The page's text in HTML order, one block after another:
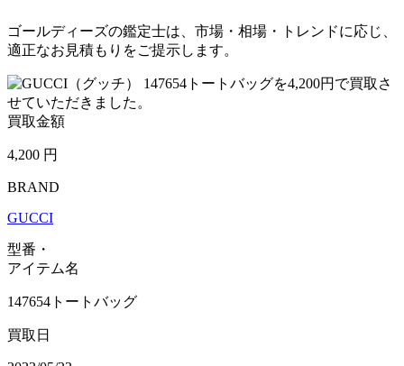
ゴールディーズの鑑定士は、市場・相場・トレンドに応じ、
適正なお見積もりをご提示します。
買取金額
4,200 円
BRAND
GUCCI
型番・
アイテム名
147654トートバッグ
買取日